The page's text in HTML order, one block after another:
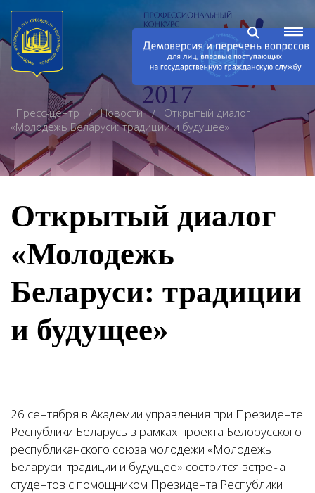
Пресс-центр Новости
Открытый диалог
«Молодежь Беларуси: традиции и будущее»
Открытый диалог
«Молодежь
Беларуси: традиции
и будущее»
26 сентября в Академии управления при Президенте
Республики Беларусь в рамках проекта Белорусского
республиканского союза молодежи «Молодежь
Беларуси: традиции и будущее» состоится встреча
студентов с помощником Президента Республики